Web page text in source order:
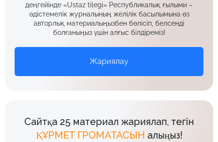
деңгейінде «Ustaz tilegi» Республикалық ғылыми –
әдістемелік журналының желілік басылымына өз
авторлық материалыңызбен бөлісіп, белсенді
болғаныңыз үшін алғыс білдіреміз!
Жариялау
Сайтқа 25 материал жариялап, тегін
ҚҰРМЕТ ГРОМАТАСЫН алыңыз!